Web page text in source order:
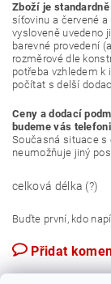
Zboží je
síťovinu a červené a
vysloveně uvedeno
barevné provedení
rozměrové dle
potřeba vzhledem k
počítat s delší
Ceny a dodací
budeme vás
Současná situace
neumožňuje jiný
celková délka (?)
Buďte první, kdo
Přidat